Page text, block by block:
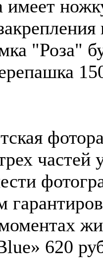
"Роза"
частей